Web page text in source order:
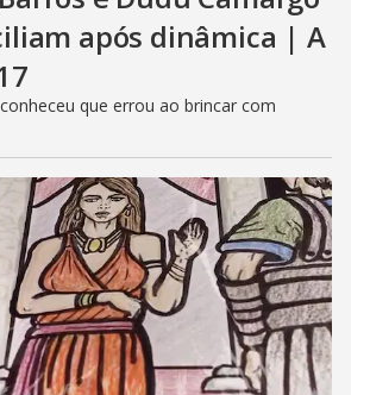
após dinâmica | A
que errou ao brincar com